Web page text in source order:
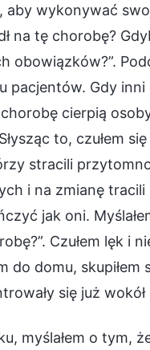
aby wykonywać
na tę chorobę?
obowiązków?”.
pacjentów. Gdy
cierpią
to, czułem
stracili
i na zmianę
jak oni.
Czułem lęk i
do domu,
się już
myślałem o tym,